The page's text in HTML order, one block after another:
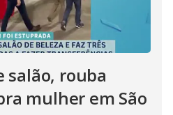
salão, rouba
mulher em São